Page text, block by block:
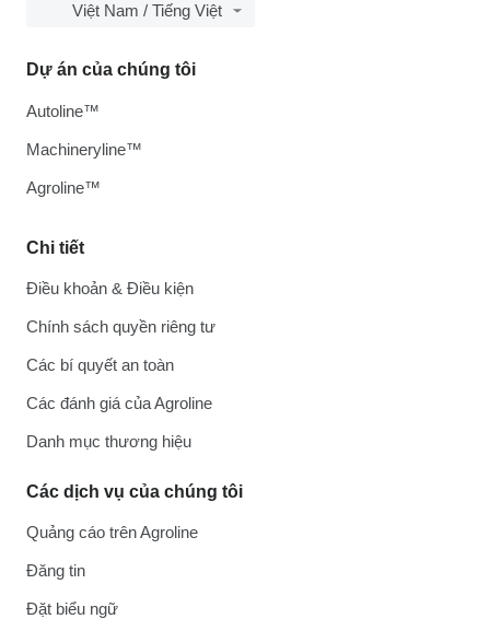
Việt Nam / Tiếng Việt
Chi tiết
Điều khoản & Điều kiện
Chính sách quyền riêng tư
Các bí quyết an toàn
Các đánh giá của Agroline
Danh mục thương hiệu
Các dịch vụ của chúng tôi
Quảng cáo trên Agroline
Đăng tin
Đặt biểu ngữ
Dự án của chúng tôi
Autoline™
Machineryline™
Agroline™